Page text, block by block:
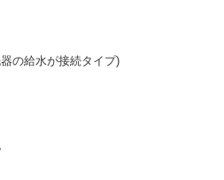
の給水が接続タイプ)